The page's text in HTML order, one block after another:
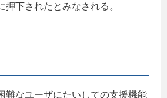
押下されたとみなされる。
難なユーザにたいしての支援機能